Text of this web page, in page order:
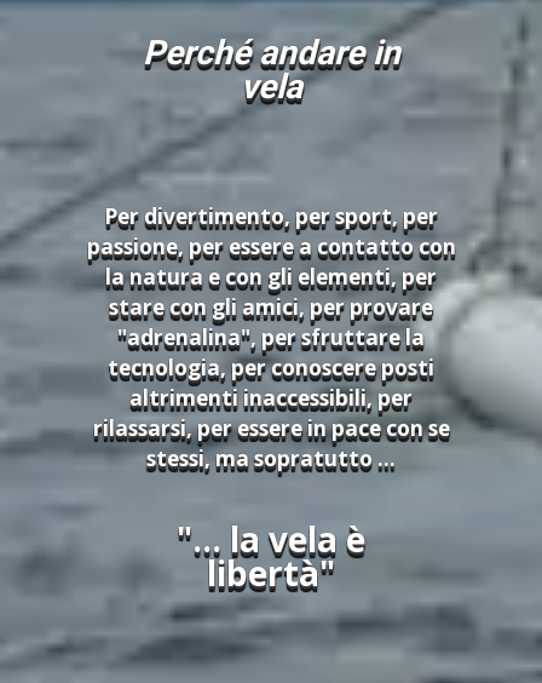
Perché andare in
vela
Per divertimento, per sport, per
passione, per essere a contatto con
la natura e con gli elementi, per
stare con gli amici, per provare
"adrenalina", per sfruttare la
tecnologia, per conoscere posti
altrimenti inaccessibili, per
rilassarsi, per essere in pace con se
stessi, ma sopratutto ...
"... la vela è
libertà"